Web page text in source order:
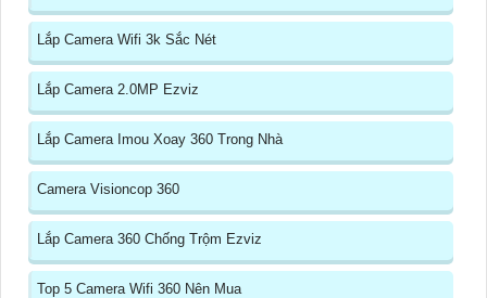
Lắp Camera Wifi 3k Sắc Nét
Lắp Camera 2.0MP Ezviz
Lắp Camera Imou Xoay 360 Trong Nhà
Camera Visioncop 360
Lắp Camera 360 Chống Trộm Ezviz
Top 5 Camera Wifi 360 Nên Mua